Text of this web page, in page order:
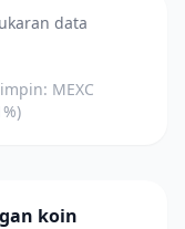
data
MEXC
koin